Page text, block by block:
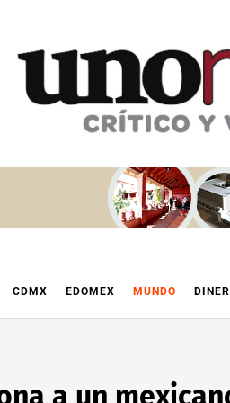
CDMX EDOMEX MUNDO
a un